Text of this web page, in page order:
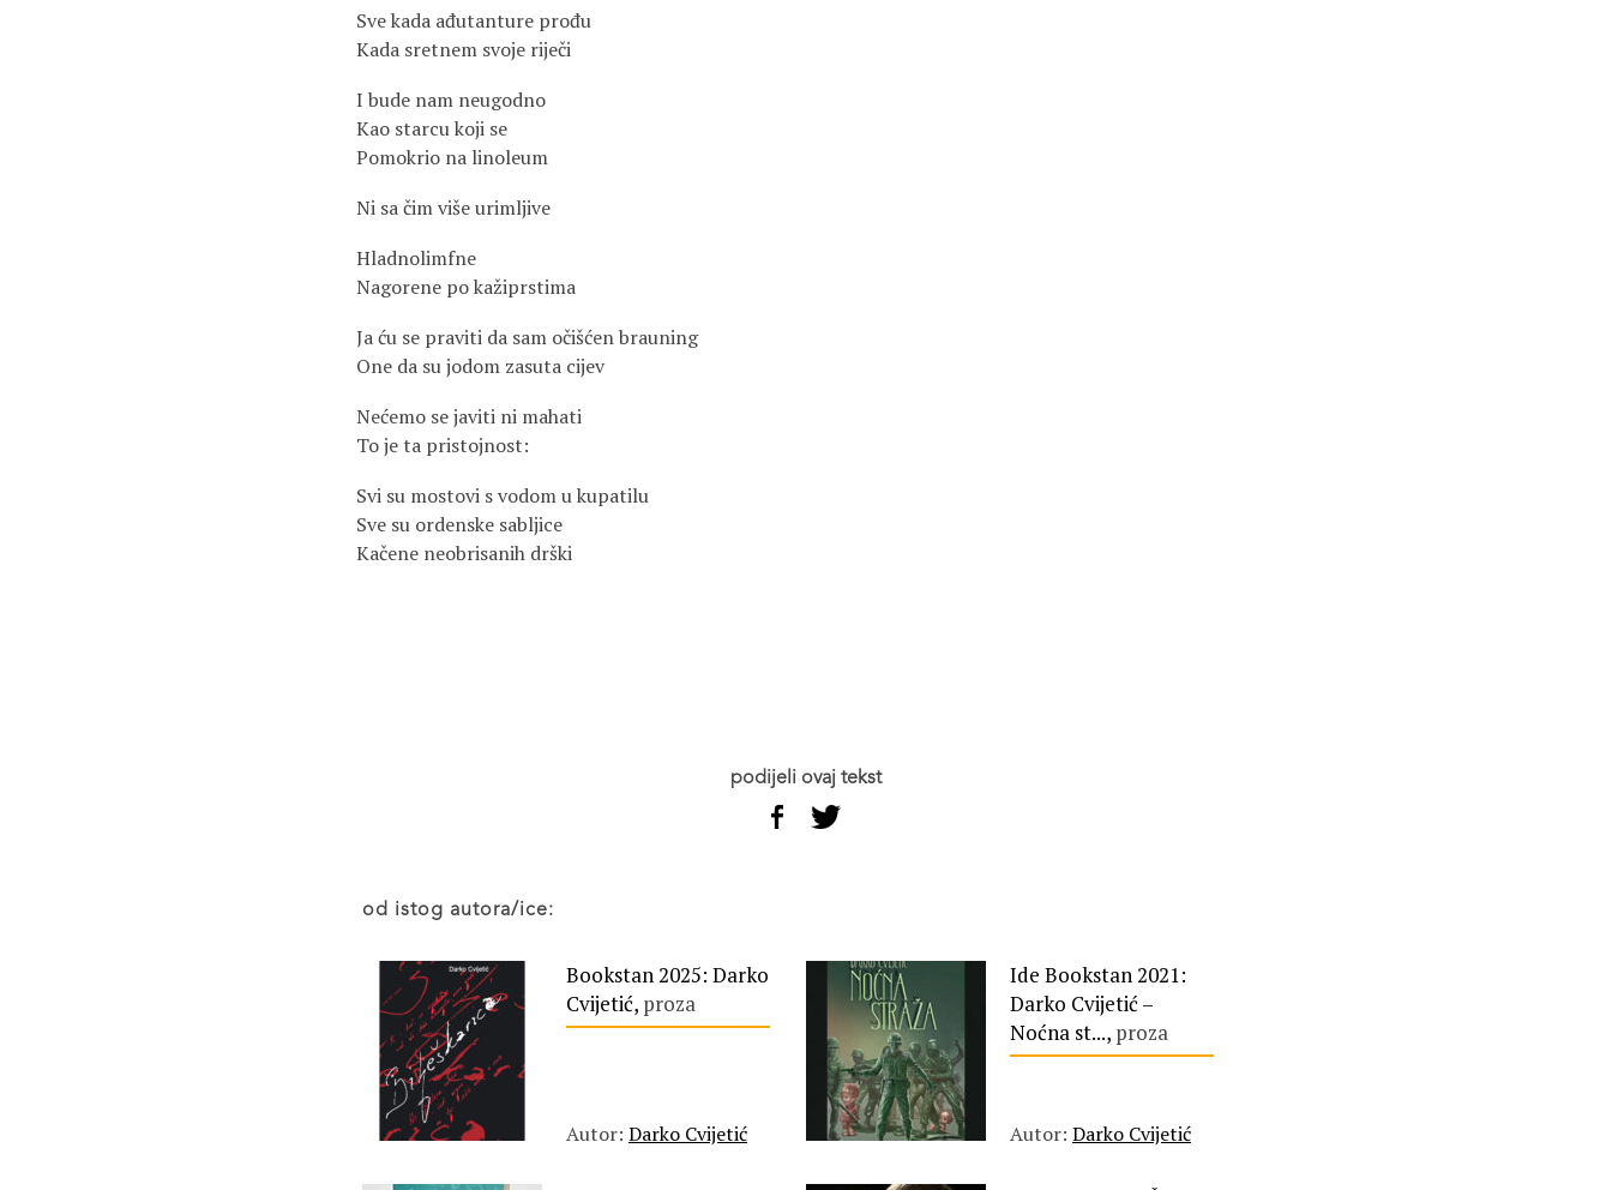
Sve kada ađutanture prođu
Kada sretnem svoje riječi
I bude nam neugodno
Kao starcu koji se
Pomokrio na linoleum
Ni sa čim više urimljive
Hladnolimfne
Nagorene po kažiprstima
Ja ću se praviti da sam očišćen brauning
One da su jodom zasuta cijev
Nećemo se javiti ni mahati
To je ta pristojnost:
Svi su mostovi s vodom u kupatilu
Sve su ordenske sabljice
Kačene neobrisanih drški
podijeli ovaj tekst
od istog autora/ice:
Bookstan 2025: Darko
Cvijetić, proza
Autor: Darko Cvijetić
Ide Bookstan 2021:
Darko Cvijetić –
Noćna st..., proza
Autor: Darko Cvijetić